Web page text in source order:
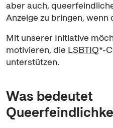
aber auch, queer
Anzeige zu bringen,
Mit unserer Initiative
motivieren, die LSBTIQ*-
unterstützen.
Was bedeutet
Queer